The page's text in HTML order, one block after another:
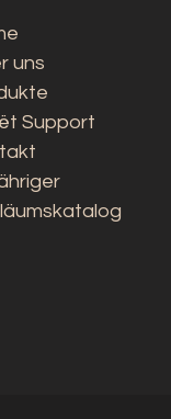
uns
Support